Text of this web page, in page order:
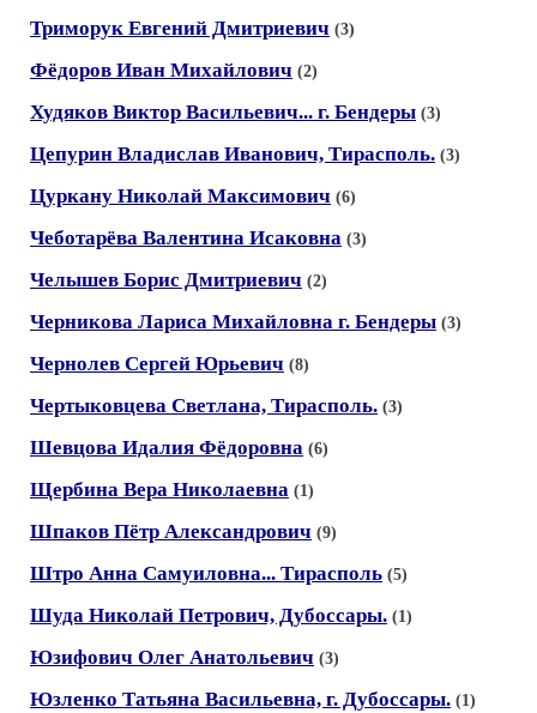
Триморук Евгений Дмитриевич (3)
Фёдоров Иван Михайлович (2)
Худяков Виктор Васильевич... г. Бендеры (3)
Цепурин Владислав Иванович, Тирасполь. (3)
Цуркану Николай Максимович (6)
Чеботарёва Валентина Исаковна (3)
Челышев Борис Дмитриевич (2)
Черникова Лариса Михайловна г. Бендеры (3)
Чернолев Сергей Юрьевич (8)
Чертыковцева Светлана, Тирасполь. (3)
Шевцова Идалия Фёдоровна (6)
Щербина Вера Николаевна (1)
Шпаков Пётр Александрович (9)
Штро Анна Самуиловна... Тирасполь (5)
Шуда Николай Петрович, Дубоссары. (1)
Юзифович Олег Анатольевич (3)
Юзленко Татьяна Васильевна, г. Дубоссары. (1)